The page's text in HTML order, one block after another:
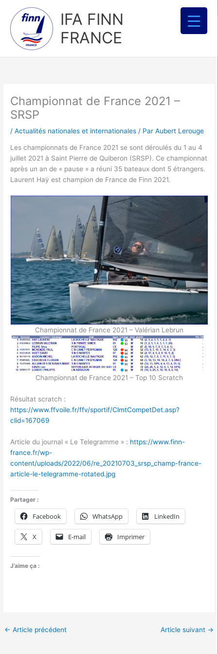
contenu
IFA FINN
FRANCE
Championnat de France 2021 –
SRSP
/Actualités nationales et internationales / ParAubert Lerouge
Les championnats de France 2021 se sont déroulés du 1 au 4
juillet 2021 à Saint Pierre de Quiberon (SRSP). Ce championnat
après un an de « pause » a réuni 35 bateaux dont 5 étrangers.
Laurent Haÿ est champion de France de Finn 2021.
Championnat de France 2021 – Valérian Lebrun
Championnat de France 2021 – Top 10 Scratch
Résultat scratch :
https://www.ffvoile.fr/ffv/sportif/ClmtCompetDet.asp?
clid=167069
Article du journal « Le Telegramme » : https://www.finn-
france.fr/wp-
content/uploads/2022/06/re_20210703_srsp_champ-france-
article-le-telegramme-rotated.jpg
Partager :
Facebook WhatsApp LinkedIn
X E-mail Imprimer
J’aime ça :
← Article précédent Article suivant →